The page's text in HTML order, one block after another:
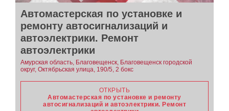
Автомастерская по установке и
ремонту автосигнализаций и
автоэлектрики. Ремонт
автоэлектрики
Амурская область, Благовещенск, Благовещенск городской
округ, Октябрьская улица, 190/5, 2 бокс
ОТКРЫТЬ
Автомастерская по установке и ремонту
автосигнализаций и автоэлектрики. Ремонт